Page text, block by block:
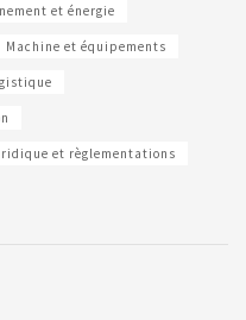
et énergie
Machine et équipements
et règlementations